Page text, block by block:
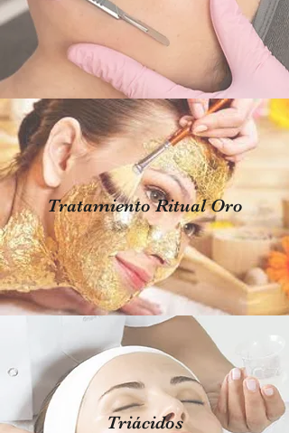
Tratamiento Ritual Oro
Triácidos